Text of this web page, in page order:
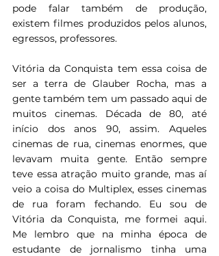
pode falar também de produção,
existem filmes produzidos pelos alunos,
egressos, professores.
Vitória da Conquista tem essa coisa de
ser a terra de Glauber Rocha, mas a
gente também tem um passado aqui de
muitos cinemas. Década de 80, até
início dos anos 90, assim. Aqueles
cinemas de rua, cinemas enormes, que
levavam muita gente. Então sempre
teve essa atração muito grande, mas aí
veio a coisa do Multiplex, esses cinemas
de rua foram fechando. Eu sou de
Vitória da Conquista, me formei aqui.
Me lembro que na minha época de
estudante de jornalismo tinha uma